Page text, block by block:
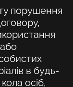
порушення
в будь-
осіб,